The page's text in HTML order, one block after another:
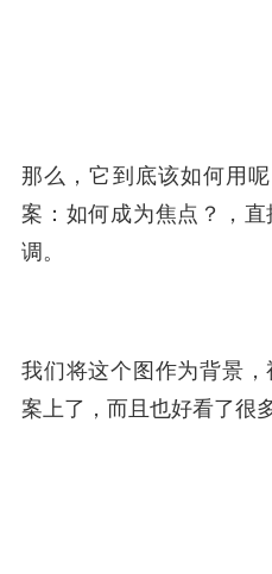
那么，它到底该如何用
案：如何成为焦点？，
调。
我们将这个图作为背景
案上了，而且也好看了很多